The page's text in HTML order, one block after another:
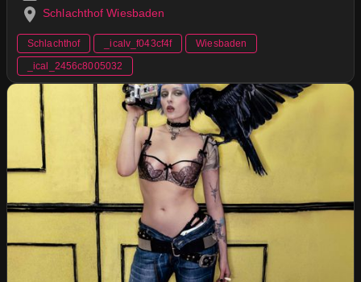
Schlachthof Wiesbaden
Schlachthof _icalv_f043cf4f
Wiesbaden
_ical_2456c8005032